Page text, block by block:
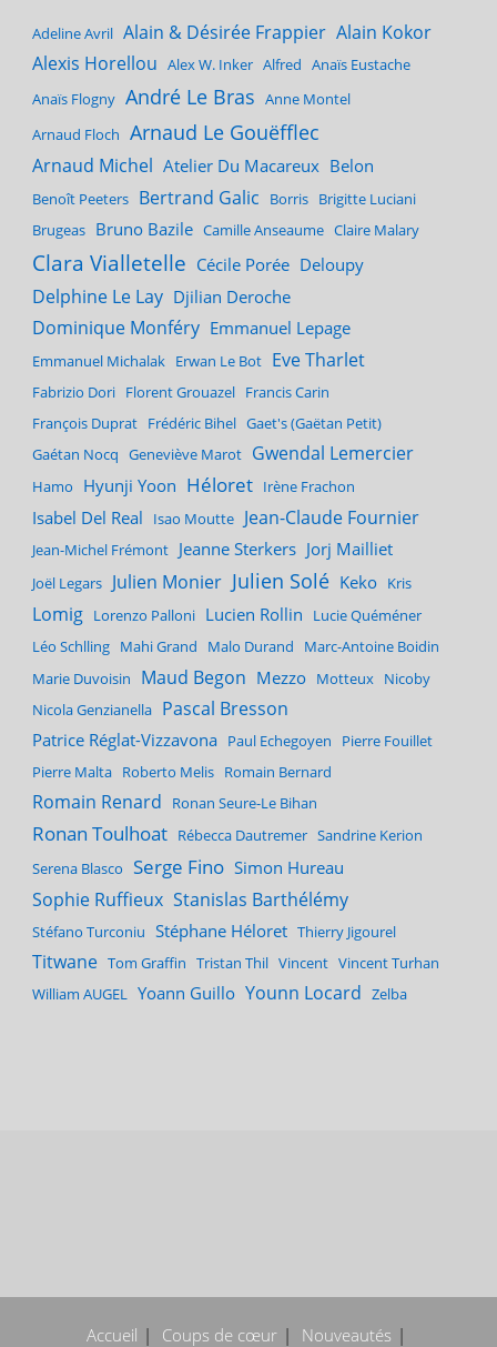
Adeline Avril Alain & Désirée Frappier Alain Kokor
Alexis Horellou Alex W. Inker Alfred Anaïs Eustache
Anaïs Flogny André Le Bras Anne Montel
Arnaud Floch Arnaud Le Gouëfflec
Arnaud Michel Atelier Du Macareux Belon
Benoît Peeters Bertrand Galic Borris Brigitte Luciani
Brugeas Bruno Bazile Camille Anseaume Claire Malary
Clara Vialletelle Cécile Porée Deloupy
Delphine Le Lay Djilian Deroche
Dominique Monféry Emmanuel Lepage
Emmanuel Michalak Erwan Le Bot Eve Tharlet
Fabrizio Dori Florent Grouazel Francis Carin
François Duprat Frédéric Bihel Gaet's (Gaëtan Petit)
Gaétan Nocq Geneviève Marot Gwendal Lemercier
Hamo Hyunji Yoon Héloret Irène Frachon
Isabel Del Real Isao Moutte Jean-Claude Fournier
Jean-Michel Frémont Jeanne Sterkers Jorj Mailliet
Joël Legars Julien Monier Julien Solé Keko Kris
Lomig Lorenzo Palloni Lucien Rollin
Lucie Quéméner
Léo Schlling Mahi Grand Malo Durand
Marc-Antoine Boidin
Marie Duvoisin
Maud Begon Mezzo Motteux Nicoby
Nicola Genzianella Pascal Bresson
Patrice Réglat-Vizzavona Paul Echegoyen
Pierre Fouillet
Pierre Malta Roberto Melis Romain Bernard
Romain Renard Ronan Seure-Le Bihan
Ronan Toulhoat Rébecca Dautremer Sandrine Kerion
Serena Blasco Serge Fino Simon Hureau
Sophie Ruffieux Stanislas Barthélémy
Stéfano Turconiu Stéphane Héloret Thierry Jigourel
Titwane Tom Graffin Tristan Thil Vincent Vincent Turhan
William AUGEL Yoann Guillo Younn Locard Zelba
Accueil Coups de cœur Nouveautés